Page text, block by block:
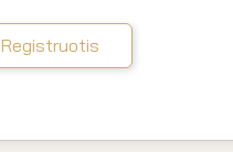
Registruotis